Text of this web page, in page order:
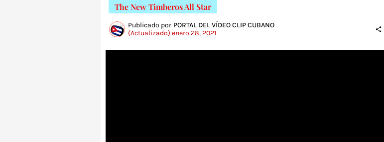
The New Timberos All Star
Publicado por PORTAL DEL VÍDEO CLIP CUBANO
(Actualizado) enero 28, 2021